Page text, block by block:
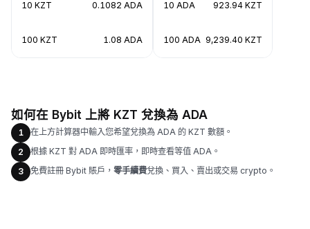
10 KZT 0.1082 ADA
100 KZT 1.08 ADA
10 ADA 923.94 KZT
100 ADA 9,239.40 KZT
如何在 Bybit 上將 KZT 兌換為 ADA
1
在上方計算器中輸入您希望兌換為 ADA 的 KZT 數額。
2
根據 KZT 對 ADA 即時匯率，即時查看等值 ADA。
3
免費註冊 Bybit 賬戶， 零手續費兌換、買入、賣出或交易 crypto。